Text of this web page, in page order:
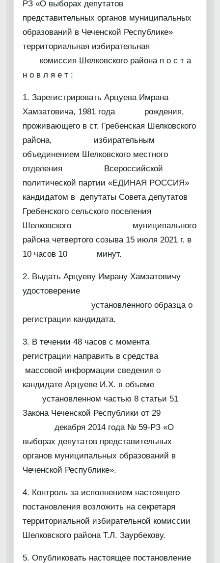
РЗ «О выборах депутатов
представительных органов муниципальных
образований в Чеченской Республике»
территориальная избирательная
комиссия Шелковского района п о с т а
н о в л я е т :
1. Зарегистрировать Арцуева Имрана
Хамзатовича, 1981 года рождения,
проживающего в ст. Гребенская Шелковского
района, избирательным
объединением Шелковского местного
отделения Всероссийской
политической партии «ЕДИНАЯ РОССИЯ»
кандидатом в депутаты Совета депутатов
Гребенского сельского поселения
Шелковского муниципального
района четвертого созыва 15 июля 2021 г. в
10 часов 10 минут.
2. Выдать Арцуеву Имрану Хамзатовичу
удостоверение
установленного образца о
регистрации кандидата.
3. В течении 48 часов с момента
регистрации направить в средства
массовой информации сведения о
кандидате Арцуеве И.Х. в объеме
установленном частью 8 статьи 51
Закона Чеченской Республики от 29
декабря 2014 года № 59-РЗ «О
выборах депутатов представительных
органов муниципальных образований в
Чеченской Республике».
4. Контроль за исполнением настоящего
постановления возложить на секретаря
территориальной избирательной комиссии
Шелковского района Т.Л. Заурбекову.
5. Опубликовать настоящее постановление